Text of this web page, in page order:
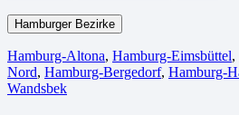
Hamburger Bezirke
Hamburg-Altona, Hamburg-Eimsbüttel,
Nord, Hamburg-Bergedorf, Hamburg-
Wandsbek